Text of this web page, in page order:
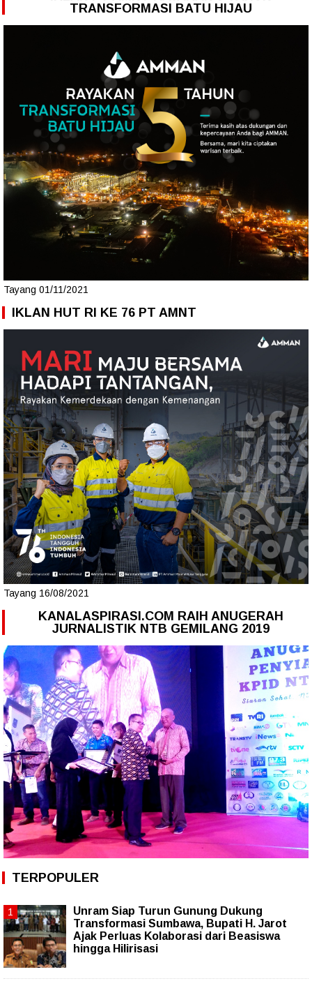
TRANSFORMASI BATU HIJAU
Tayang 01/11/2021
IKLAN HUT RI KE 76 PT AMNT
Tayang 16/08/2021
KANALASPIRASI.COM RAIH ANUGERAH
JURNALISTIK NTB GEMILANG 2019
TERPOPULER
Unram Siap Turun Gunung Dukung
Transformasi Sumbawa, Bupati H. Jarot
Ajak Perluas Kolaborasi dari Beasiswa
hingga Hilirisasi